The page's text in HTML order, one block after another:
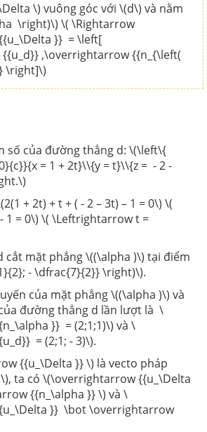
\) vuông góc với \(d\) và nằm
\right)\) \( \Rightarrow
}} = \left[
,\overrightarrow {{n_{\left(
\right]\)
số của đường thẳng d: \(\left\{
= 1 + 2t}\\{y = t}\\{z = - 2 -
+ 2t) + t + ( - 2 – 3t) – 1 = 0\) \(
1 = 0\) \( \Leftrightarrow t =
cắt mặt phẳng \((\alpha )\) tại điểm
- \dfrac{7}{2}} \right)\).
của mặt phẳng \((\alpha )\) và
đường thẳng d lần lượt là \
}} = (2;1;1)\) và \
= (2;1; - 3)\).
{{u_\Delta }} \) là vecto pháp
ta có \(\overrightarrow {{u_\Delta
{{n_\alpha }} \) và \
}} \bot \overrightarrow